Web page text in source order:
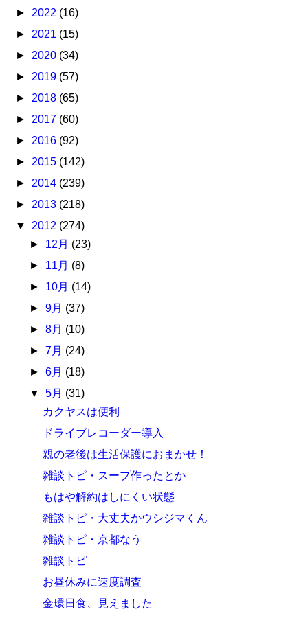
► 2022 (16)
► 2021 (15)
► 2020 (34)
► 2019 (57)
► 2018 (65)
► 2017 (60)
► 2016 (92)
► 2015 (142)
► 2014 (239)
► 2013 (218)
▼ 2012 (274)
► 12月 (23)
► 11月 (8)
► 10月 (14)
► 9月 (37)
► 8月 (10)
► 7月 (24)
► 6月 (18)
▼ 5月 (31)
カクヤスは便利
ドライブレコーダー導入
親の老後は生活保護におまかせ！
雑談トピ・スープ作ったとか
もはや解約はしにくい状態
雑談トピ・大丈夫かウシジマくん
雑談トピ・京都なう
雑談トピ
お昼休みに速度調査
金環日食、見えました